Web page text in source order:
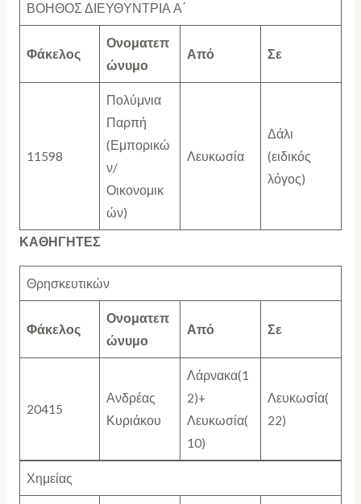
ΒΟΗΘΟΣ ΔΙΕΥΘΥΝΤΡΙΑ Α΄
Φάκελος
Ονοματεπ
ώνυμο
Από Σε
11598
Πολύμνια
Παρπή
(Εμπορικώ
ν/
Οικονομικ
ών)
Λευκωσία
Δάλι
(ειδικός
λόγος)
ΚΑΘΗΓΗΤΕΣ
Θρησκευτικών
Φάκελος
Ονοματεπ
ώνυμο
Από Σε
20415
Ανδρέας
Κυριάκου
Λάρνακα(1
2)+
Λευκωσία(
10)
Λευκωσία(
22)
Χημείας